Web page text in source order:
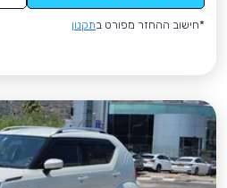
*חישוב ההחזר מפורט בתקנון